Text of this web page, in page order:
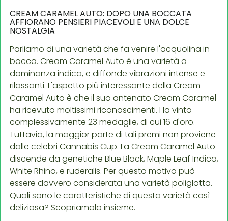
CREAM CARAMEL AUTO: DOPO UNA BOCCATA
AFFIORANO PENSIERI PIACEVOLI E UNA DOLCE
NOSTALGIA
Parliamo di una varietà che fa venire l'acquolina in
bocca. Cream Caramel Auto è una varietà a
dominanza indica, e diffonde vibrazioni intense e
rilassanti. L'aspetto più interessante della Cream
Caramel Auto è che il suo antenato Cream Caramel
ha ricevuto moltissimi riconoscimenti. Ha vinto
complessivamente 23 medaglie, di cui 16 d'oro.
Tuttavia, la maggior parte di tali premi non proviene
dalle celebri Cannabis Cup. La Cream Caramel Auto
discende da genetiche Blue Black, Maple Leaf Indica,
White Rhino, e ruderalis. Per questo motivo può
essere davvero considerata una varietà poliglotta.
Quali sono le caratteristiche di questa varietà così
deliziosa? Scopriamolo insieme.